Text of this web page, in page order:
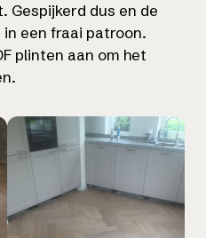
Gespijkerd dus en de
in een fraai patroon.
plinten aan om het